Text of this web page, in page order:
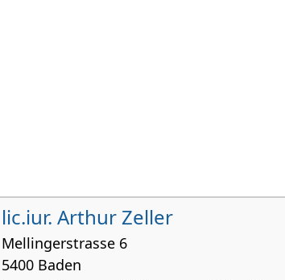
lic.iur. Arthur Zeller
Mellingerstrasse 6
5400 Baden